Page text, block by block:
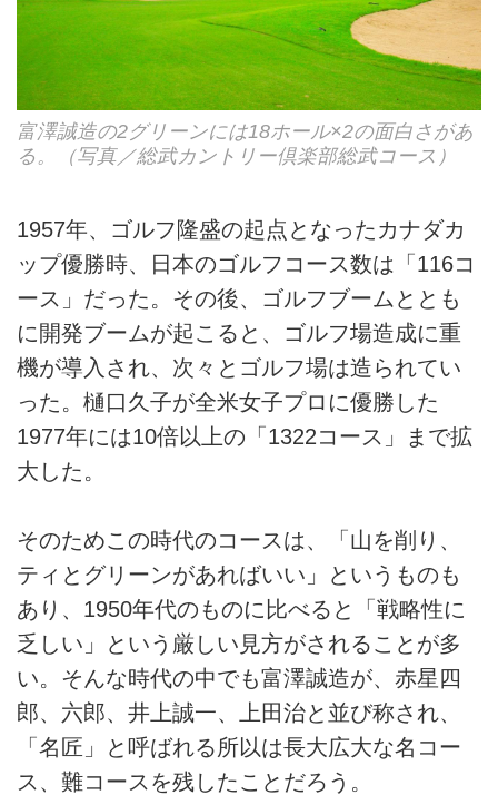
富澤誠造の2グリーンには18ホール×2の面白さがあ
る。（写真／総武カントリー倶楽部総武コース）
1957年、ゴルフ隆盛の起点となったカナダカ
ップ優勝時、日本のゴルフコース数は「116コ
ース」だった。その後、ゴルフブームととも
に開発ブームが起こると、ゴルフ場造成に重
機が導入され、次々とゴルフ場は造られてい
った。樋口久子が全米女子プロに優勝した
1977年には10倍以上の「1322コース」まで拡
大した。
そのためこの時代のコースは、「山を削り、
ティとグリーンがあればいい」というものも
あり、1950年代のものに比べると「戦略性に
乏しい」という厳しい見方がされることが多
い。そんな時代の中でも富澤誠造が、赤星四
郎、六郎、井上誠一、上田治と並び称され、
「名匠」と呼ばれる所以は長大広大な名コー
ス、難コースを残したことだろう。